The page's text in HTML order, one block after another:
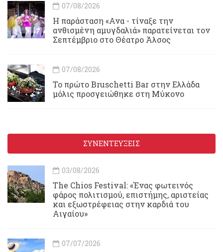
07/08/2026
Η παράσταση «Ανα - τίναξε την
ανθισμένη αμυγδαλιά» παρατείνεται τον
Σεπτέμβριο στο Θέατρο Άλσος
07/08/2026
Το πρώτο Bruschetti Bar στην Ελλάδα
μόλις προσγειώθηκε στη Μύκονο
ΣΥΝΕΝΤΕΥΞΕΙΣ
03/08/2026
Τhe Chios Festival: «Ένας φωτεινός
φάρος πολιτισμού, επιστήμης, αριστείας
και εξωστρέφειας στην καρδιά του
Αιγαίου»
07/07/2026